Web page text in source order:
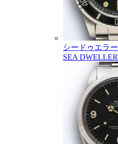
シードゥエラー
SEA DWELLER